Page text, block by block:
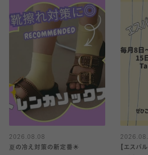
2026.08.08
夏の冷え対策の新定番🌟
【エスパ